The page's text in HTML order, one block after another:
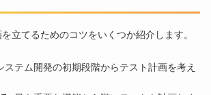
立てるためのコツをいくつか紹介します。
ステム開発の初期段階からテスト計画を考え